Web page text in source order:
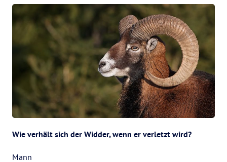
Wie verhält sich der Widder, wenn er verletzt wird?
Mann